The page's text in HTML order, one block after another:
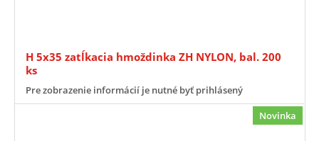
H 5x35 zatĺkacia hmoždinka ZH NYLON, bal. 200
ks
Pre zobrazenie informácií je nutné byť prihlásený
Novinka